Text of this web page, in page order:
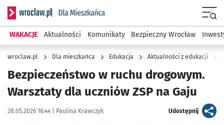
Serwis informacyjny wroclaw.pl podserwis: Dla mieszkańca
WAKACJE Aktualności Komunikaty Bezpieczny Wrocław
wroclaw.pl Dla mieszkańca Edukacja Aktualności z edukacji
Bezpieczeństwo w ruchu drogowym.
Warsztaty dla uczniów ZSP na Gaju
Data publikacji:
28.05.2026 16:44 | Autor:
Paulina Krawczyk Udostępnijartykuł